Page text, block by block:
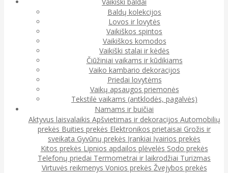
Baldų kolekcijos
Lovos ir lovytės
Vaikiškos spintos
Vaikiškos komodos
Vaikiški stalai ir kėdės
Čiūžiniai vaikams ir kūdikiams
Vaiko kambario dekoracijos
Priedai lovytėms
Vaikų apsaugos priemonės
Tekstilė vaikams (antklodės, pagalvės)
Namams ir buičiai
Aktyvus laisvalaikis Apšvietimas ir dekoracijos Automobilių
prekės Buities prekės Elektronikos prietaisai Grožis ir
sveikata Gyvūnų prekės Įrankiai Įvairios prekės
Kitos prekės Lipnios apdailos plėvelės Sodo prekės
Telefonų priedai Termometrai ir laikrodžiai Turizmas
Virtuvės reikmenys Vonios prekės Žvejybos prekės